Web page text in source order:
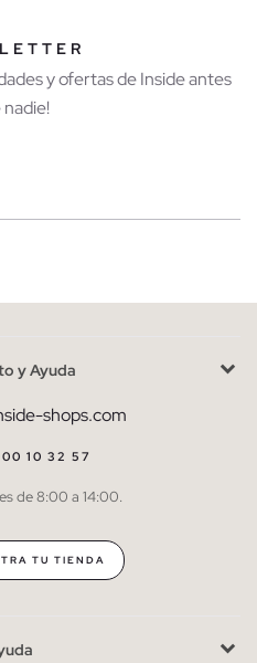
y ofertas de Inside antes
privacidad
en cualquier momento.
y Ayuda
shops.com
10 32 57
de 8:00 a 14:00.
TU TIENDA